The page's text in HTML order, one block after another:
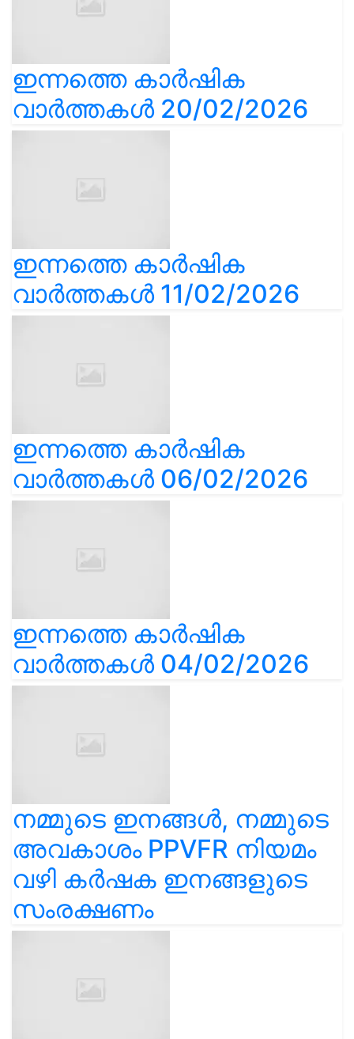
ഇന്നത്തെ കാർഷിക
വാർത്തകൾ 20/02/2026
ഇന്നത്തെ കാർഷിക
വാർത്തകൾ 11/02/2026
ഇന്നത്തെ കാർഷിക
വാർത്തകൾ 06/02/2026
ഇന്നത്തെ കാർഷിക
വാർത്തകൾ 04/02/2026
നമ്മുടെ ഇനങ്ങൾ, നമ്മുടെ
അവകാശം PPVFR നിയമം
വഴി കർഷക ഇനങ്ങളുടെ
സംരക്ഷണം